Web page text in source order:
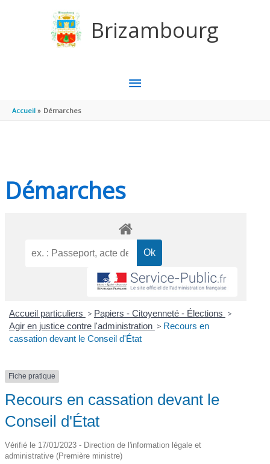
Brizambourg
MENU
Accueil Démarches
Démarches
Accueil particuliers > Papiers - Citoyenneté - Élections >
Agir en justice contre l'administration > Recours en
cassation devant le Conseil d'État
Fiche pratique
Recours en cassation devant le
Conseil d'État
Vérifié le 17/01/2023 - Direction de l'information légale et
administrative (Première ministre)